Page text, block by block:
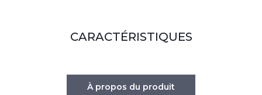
CARACTÉRISTIQUES
À propos du produit